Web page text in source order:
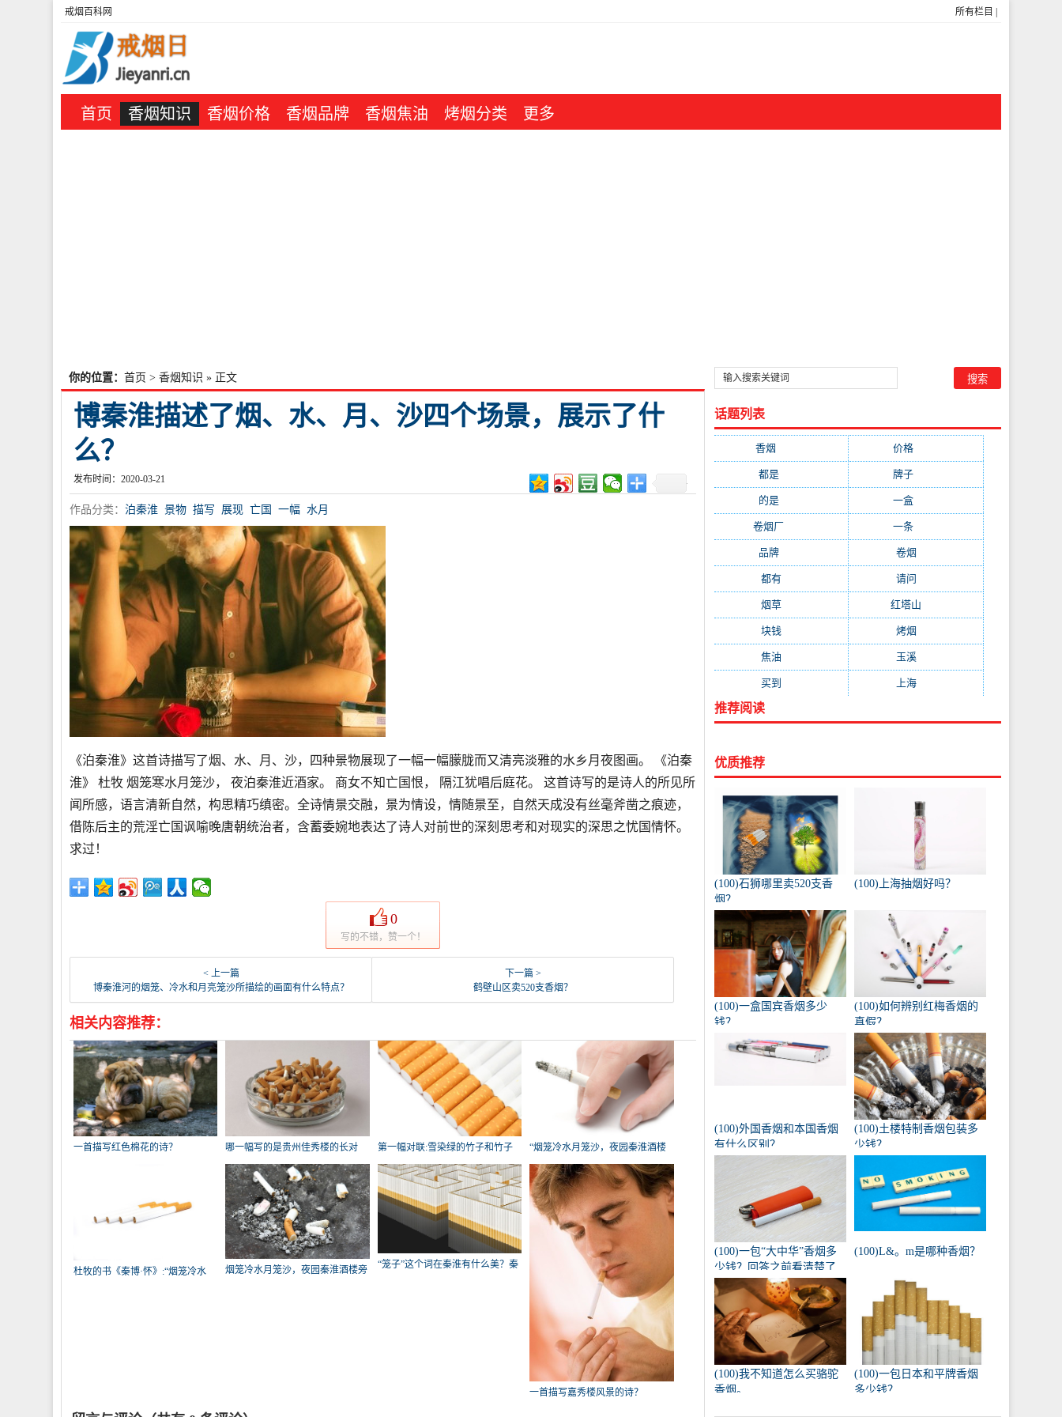
所有栏目
戒烟百科网
首页 香烟知识 香烟价格 香烟品牌 香烟焦油 烤烟分类 更多
你的位置： 首页 > 香烟知识 » 正文
博秦淮描述了烟、水、月、沙四个场景，展示了什
么？
发布时间：2020-03-21
作品分类： 泊秦淮 景物 描写 展现 亡国 一幅 水月
《泊秦淮》这首诗描写了烟、水、月、沙，四种景物展现了一幅一幅朦胧而又清亮淡雅的水乡月夜图画。 《泊秦
淮》 杜牧 烟笼寒水月笼沙， 夜泊秦淮近酒家。 商女不知亡国恨， 隔江犹唱后庭花。 这首诗写的是诗人的所见所
闻所感，语言清新自然，构思精巧缜密。全诗情景交融，景为情设，情随景至，自然天成没有丝毫斧凿之痕迹，
借陈后主的荒淫亡国讽喻晚唐朝统治者，含蓄委婉地表达了诗人对前世的深刻思考和对现实的深思之忧国情怀。
求过！
0
写的不错，赞一个！
< 上一篇
博秦淮河的烟笼、冷水和月亮笼沙所描绘的画面有什么特点？
下一篇 >
鹤壁山区卖520支香烟？
相关内容推荐：
一首描写红色棉花的诗？
哪一幅写的是贵州佳秀楼的长对
联？
第一幅对联:雪染绿的竹子和竹子
更
“烟笼冷水月笼沙，夜园秦淮酒楼
旁
杜牧的书《秦博·怀》:“烟笼冷水 烟笼冷水月笼沙，夜园秦淮酒楼旁
“笼子”这个词在秦淮有什么美？秦
一首描写嘉秀楼风景的诗？
话题列表
香烟 价格
都是(232) 牌子
的是(164) 一盒
卷烟厂 一条
品牌(111) 卷烟
都有 请问
烟草 红塔山
块钱 烤烟
焦油 玉溪(73)
买到 上海(70)
推荐阅读
优质推荐
(100)石狮哪里卖520支香
烟？
(100)上海抽烟好吗？
(100)一盒国宾香烟多少
钱？
(100)如何辨别红梅香烟的
真假？
(100)外国香烟和本国香烟
有什么区别？
(100)土楼特制香烟包装多
少钱？
(100)一包“大中华”香烟多
少钱？回答之前看清楚了
吗？
(100)L&。m是哪种香烟？
(100)我不知道怎么买骆驼
香烟。
(100)一包日本和平牌香烟
多少钱？